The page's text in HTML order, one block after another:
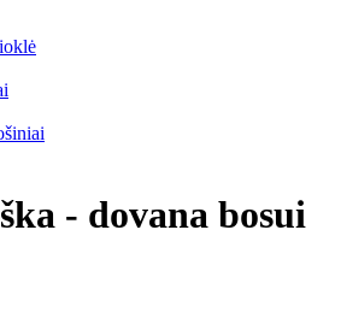
- dovana bosui